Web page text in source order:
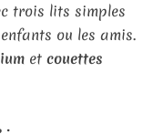
trois lits simples
ou les amis.
et couettes